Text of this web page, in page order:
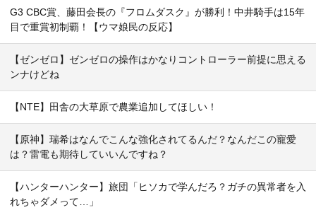
G3 CBC賞、藤田会長の『フロムダスク』が勝利！中井騎手は15年
目で重賞初制覇！【ウマ娘民の反応】
【ゼンゼロ】ゼンゼロの操作はかなりコントローラー前提に思える
ンナけどね
【NTE】田舎の大草原で農業追加してほしい！
【原神】瑞希はなんでこんな強化されてるんだ？なんだこの寵愛
は？雷電も期待していいんですね？
【ハンターハンター】旅団「ヒソカで学んだろ？ガチの異常者を入
れちゃダメって…」